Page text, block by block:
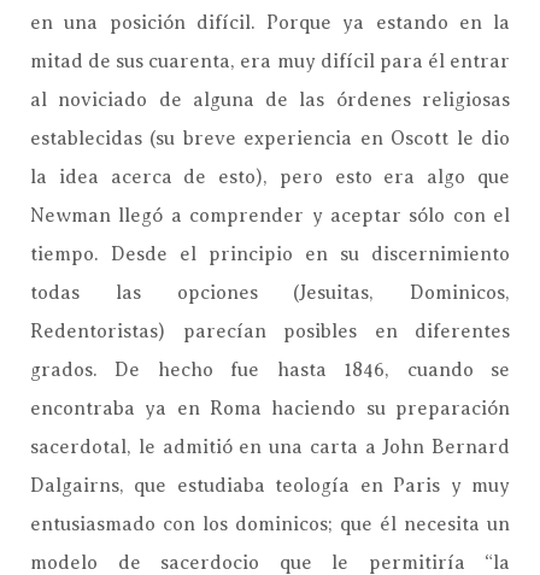
en una posición difícil. Porque ya estando en la
mitad de sus cuarenta, era muy difícil para él entrar
al noviciado de alguna de las órdenes religiosas
establecidas (su breve experiencia en Oscott le dio
la idea acerca de esto), pero esto era algo que
Newman llegó a comprender y aceptar sólo con el
tiempo. Desde el principio en su discernimiento
todas las opciones (Jesuitas, Dominicos,
Redentoristas) parecían posibles en diferentes
grados. De hecho fue hasta 1846, cuando se
encontraba ya en Roma haciendo su preparación
sacerdotal, le admitió en una carta a John Bernard
Dalgairns, que estudiaba teología en Paris y muy
entusiasmado con los dominicos; que él necesita un
modelo de sacerdocio que le permitiría “la